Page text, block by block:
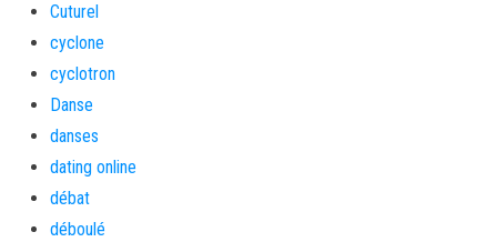
Cuturel
cyclone
cyclotron
Danse
danses
dating online
débat
déboulé